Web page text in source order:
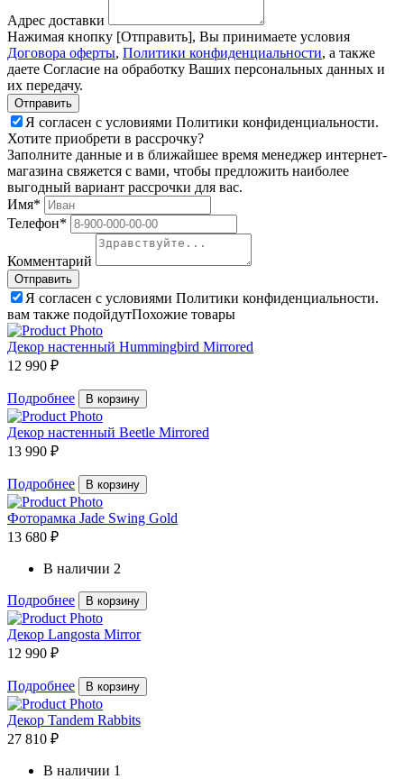
Адрес доставки
Нажимая кнопку [Отправить], Вы принимаете условия
Договора оферты, Политики конфиденциальности, а также
даете Согласие на обработку Ваших персональных данных и
их передачу.
Я согласен с условиями Политики конфиденциальности.
Хотите приобрети в рассрочку?
Заполните данные и в ближайшее время менеджер интернет-
магазина свяжется с вами, чтобы предложить наиболее
выгодный вариант рассрочки для вас.
Имя*
Телефон*
Комментарий
Я согласен с условиями Политики конфиденциальности.
вам также подойдутПохожие товары
Декор настенный Hummingbird Mirrored
12 990 ₽
Подробнее В корзину
Декор настенный Beetle Mirrored
13 990 ₽
Подробнее В корзину
Фоторамка Jade Swing Gold
13 680 ₽
В наличии 2
Подробнее В корзину
Декор Langosta Mirror
12 990 ₽
Подробнее В корзину
Декор Tandem Rabbits
27 810 ₽
В наличии 1